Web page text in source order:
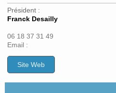
Président :
Franck Desailly
06 18 37 31 49
Email :
Site Web